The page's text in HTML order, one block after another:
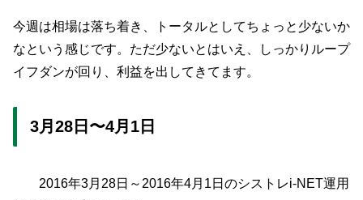
今週は相場は落ち着き、トータルとしてちょっと少ないか
なという感じです。ただ少ないとはいえ、しっかりループ
イフダンが回り、利益を出してきてます。
3月28日〜4月1日
2016年3月28日～2016年4月1日のシストレi-NET運用